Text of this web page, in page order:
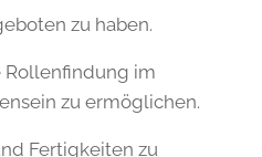
durch produktive
Gestalten mit
oder
von Firmen